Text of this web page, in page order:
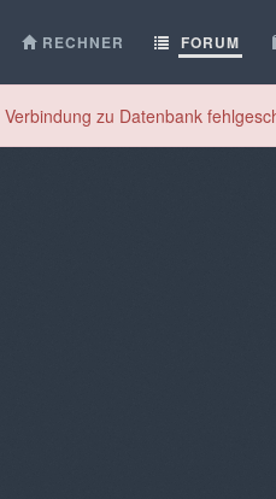
RECHNER FORUM
Verbindung zu Datenbank